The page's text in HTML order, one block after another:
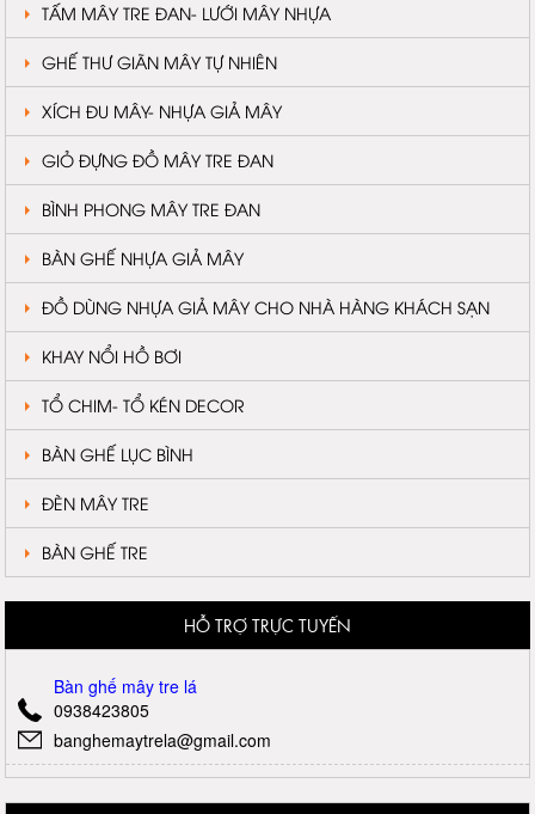
TẤM MÂY TRE ĐAN- LƯỚI MÂY NHỰA
GHẾ THƯ GIÃN MÂY TỰ NHIÊN
XÍCH ĐU MÂY- NHỰA GIẢ MÂY
GIỎ ĐỰNG ĐỒ MÂY TRE ĐAN
BÌNH PHONG MÂY TRE ĐAN
BÀN GHẾ NHỰA GIẢ MÂY
ĐỒ DÙNG NHỰA GIẢ MÂY CHO NHÀ HÀNG KHÁCH SẠN
KHAY NỔI HỒ BƠI
TỔ CHIM- TỔ KÉN DECOR
BÀN GHẾ LỤC BÌNH
ĐÈN MÂY TRE
BÀN GHẾ TRE
HỖ TRỢ TRỰC TUYẾN
Bàn ghế mây tre lá
0938423805
banghemaytrela@gmail.com